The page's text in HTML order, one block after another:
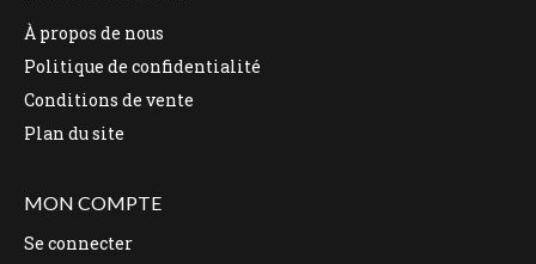
À propos de nous
Politique de confidentialité
Conditions de vente
Plan du site
MON COMPTE
Se connecter